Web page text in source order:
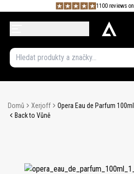
1100 reviews on
Domů Xerjoff
Opera Eau de Parfum 100ml
Back to Vůně